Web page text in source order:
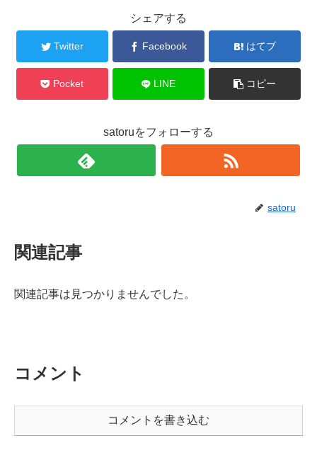
シェアする
Twitter Facebook はてブ
Pocket LINE コピー
satoruをフォローする
satoru
関連記事
関連記事は見つかりませんでした。
コメント
コメントを書き込む